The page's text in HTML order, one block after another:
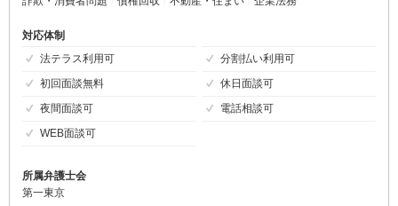
対応体制
法テラス利用可
分割払い利用可
初回面談無料
休日面談可
夜間面談可
電話相談可
WEB面談可
所属弁護士会
第一東京